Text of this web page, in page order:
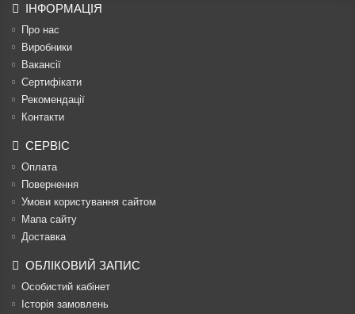
ІНФОРМАЦІЯ
Про нас
Виробники
Вакансії
Сертифікати
Рекомендації
Контакти
СЕРВІС
Оплата
Повернення
Умови користування сайтом
Мапа сайту
Доставка
ОБЛІКОВИЙ ЗАПИС
Особистий кабінет
Історія замовлень